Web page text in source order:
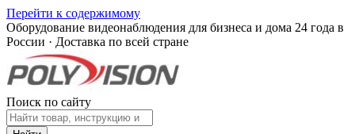
Перейти к содержимому
Оборудование видеонаблюдения для бизнеса и дома 24 года в
России · Доставка по всей стране
Поиск по сайту